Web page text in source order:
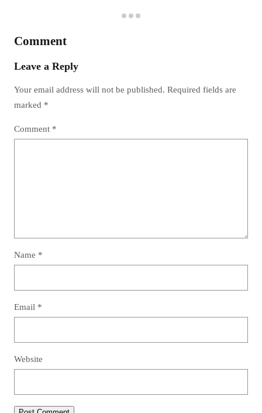
Comment
Leave a Reply
Your email address will not be published. Required fields are
marked *
Comment *
Name *
Email *
Website